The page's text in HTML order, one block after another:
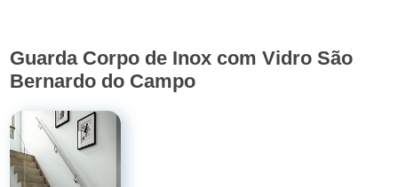
Guarda Corpo de Inox com Vidro São
Bernardo do Campo